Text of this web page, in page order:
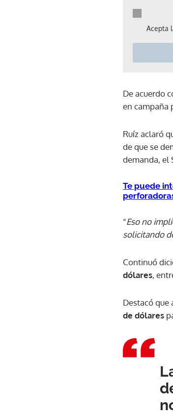
Acepta
De acuerdo
en campaña
Ruíz aclaró
de que se
demanda, el
Te puede
“Eso no
solicitando
Continuó
dólares,
Destacó
de dólares